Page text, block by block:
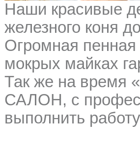
Наши красивые
железного коня
Огромная пенная
мокрых майках
Так же на время
САЛОН, с
выполнить